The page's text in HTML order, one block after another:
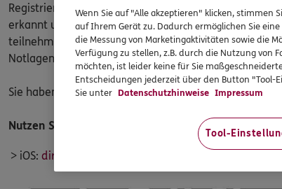
Registrierung darauf, dass Sie dieDKV und Ihre
erkannt und können vom Premium-Service
teilnehmen, auch alle Versicherten mit dem Tarif
Notlagentarif.
Sie haben Fragen zur App? Dann schicken Sie uns eine
Nutzen Sie diese Links
> iOS: direkt zum App Store
Wenn Sie auf "Alle akzeptieren" klicken, stimmen
auf Ihrem Gerät zu. Dadurch ermöglichen Sie
die Messung von Marketingaktivitäten sowie die
Verfügung zu stellen, z.B. durch die Nutzung von
möchten, ist leider keine für Sie
Entscheidungen jederzeit über den Button "Tool-
Sie unter Datenschutzhinweise Impressum
Tool-